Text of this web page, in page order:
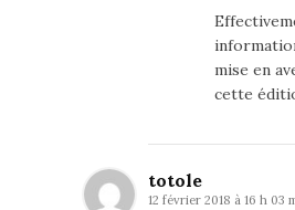
mise en
cette
totole
12 février 2018 à 16 h 03